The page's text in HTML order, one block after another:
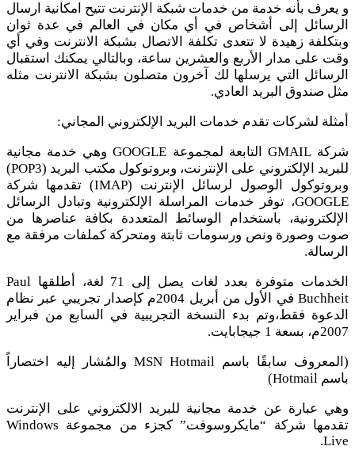
و يعرف بأنه خدمة من خدمات شبكة الإنترنت تتيح امكانية ارسال
الرسائل إلى أشخاص في أي مكان في العالم في عدة ثوان
وبتكلفة زهيدة لا تتعدى تكلفة الاتصال بشبكة الانترنت وفي أي
وقت على مدار الأربع والعشرين ساعة، وبالتالي يمكنك استقبال
الرسائل التي يرسلها لك آخرون متصلون بشبكة الانترنت مثله
مثل صندوق البريد العادي.
أمثلة لشركات تقدم خدمات البريد الإلكتروني المجاني:
شركة GMAIL التابعة لمجموعة GOOGLE وهي خدمة مجانية
للبريد الإلكتروني على الإنترنت، وبروتوكول مكتب البريد (POP3)
وبروتوكول الوصول لرسائل الإنترنت (IMAP) تقدمها شركة
GOOGLE، توفر خدمات المراسلة الإلكترونية وتبادل الرسائل
الإلكترونية، باستخدام الوسائط المتعددة بكافة عناصرها من
صوت وصورة ونص ورسومات ثابتة ومتحركة كملفات مرفقة مع
الرسالة.
الخدمات متوفرة بعدد لغات يصل إلى 71 لغة، أطلقها Paul
Buchheit في الأول من أبريل 2004م كإصدار تجريبي عبر نظام
الدعوة فقط،وتم بدء النسخة التجريبية في السابع من فبراير
2007م، بسعة 1 جيجابايت.
(المعروف سابقًا باسم MSN Hotmail والمُشار إليه اختصاراً
باسم Hotmail)
وهي عبارة عن خدمة مجانية للبريد الالكتروني على الإنترنت
تقدمها شركة “مايكروسوفت” كجزء من مجموعة Windows
Live.